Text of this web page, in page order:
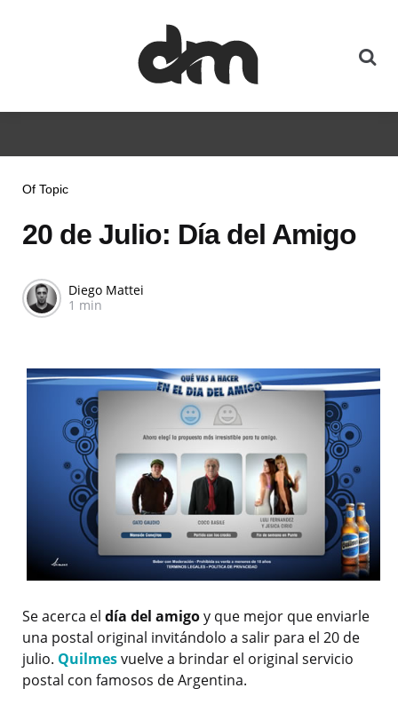
Of Topic
20 de Julio: Día del Amigo
Diego Mattei
1 min
Se acerca el día del amigoy que mejor que enviarle
una postal original invitándolo a salir para el 20 de
julio. Quilmesvuelve a brindar el original servicio
postal con famosos de Argentina.